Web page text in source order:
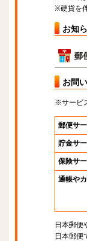
※硬貨を
お知
お問
※サービ
郵便サ
貯金サ
保険サ
通帳や
日本郵便
日本郵便